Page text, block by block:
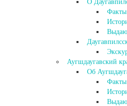
О
Аугшдаугавский
Об